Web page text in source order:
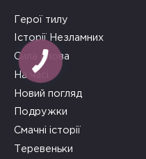
Герої тилу
Історії Незламних
Сила слова
На часі
Новий погляд
Подружки
Смачні історії
Теревеньки
КНОПКА
ЗВ'ЯЗКУ